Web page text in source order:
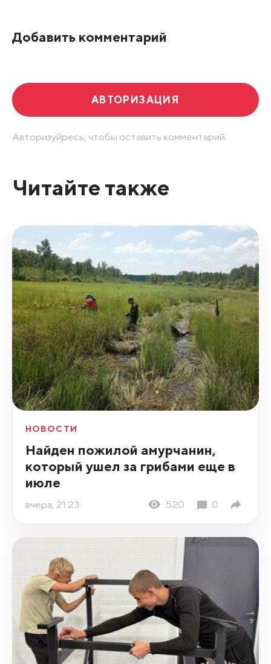
Добавить комментарий
АВТОРИЗАЦИЯ
Авторизуйресь, чтобы оставить комментарий.
Читайте также
НОВОСТИ
Найден пожилой амурчанин,
который ушел за грибами еще в
июле
вчера, 21:23 520 0